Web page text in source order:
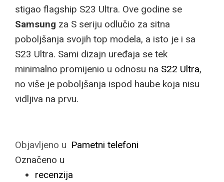
stigao flagship S23 Ultra. Ove godine se
Samsung za S seriju odlučio za sitna
poboljšanja svojih top modela, a isto je i sa
S23 Ultra. Sami dizajn uređaja se tek
minimalno promijenio u odnosu na S22 Ultra,
no više je poboljšanja ispod haube koja nisu
vidljiva na prvu.
Objavljeno u Pametni telefoni
Označeno u
recenzija